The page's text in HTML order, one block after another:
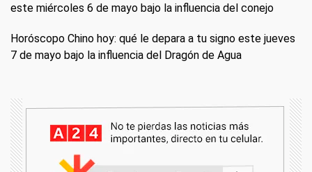
este miércoles 6 de mayo bajo la influencia del conejo
Horóscopo Chino hoy: qué le depara a tu signo este jueves
7 de mayo bajo la influencia del Dragón de Agua